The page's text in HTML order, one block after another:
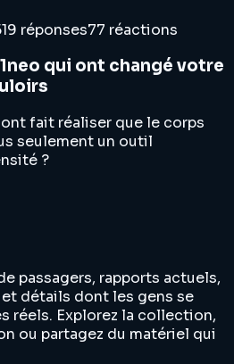
19 réponses77 réactions
qui ont changé votre
fait réaliser que le corps
seulement un outil
?
passagers, rapports actuels,
détails dont les gens se
réels. Explorez la collection,
ou partagez du matériel qui